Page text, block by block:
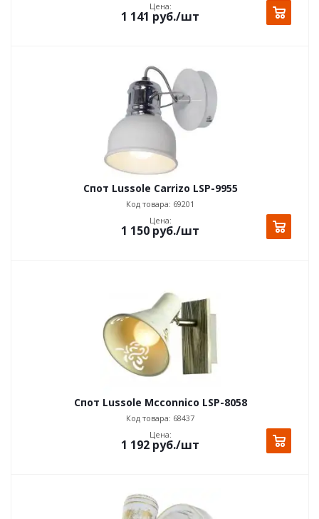
Цена:
1 141 руб./шт
Спот Lussole Carrizo LSP-9955
Код товара: 69201
Цена:
1 150 руб./шт
Спот Lussole Mcconnico LSP-8058
Код товара: 68437
Цена:
1 192 руб./шт